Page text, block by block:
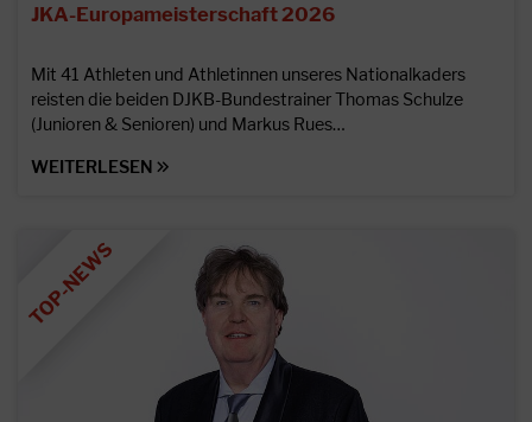
JKA-Europameisterschaft 2026
Mit 41 Athleten und Athletinnen unseres Nationalkaders
reisten die beiden DJKB-Bundestrainer Thomas Schulze
(Junioren & Senioren) und Markus Rues…
WEITERLESEN